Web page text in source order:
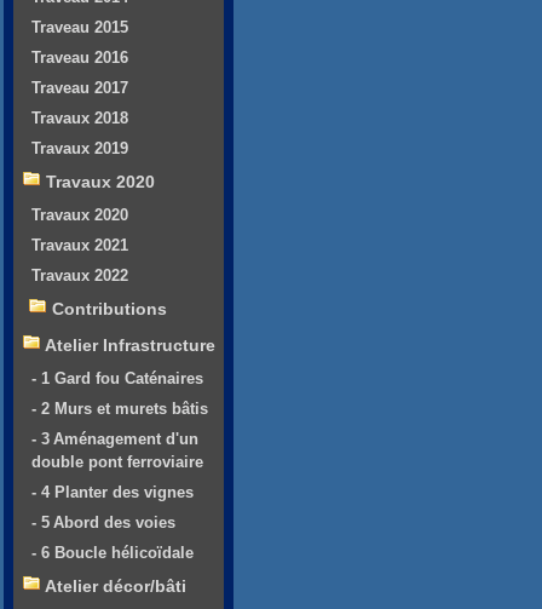
Traveau 2015
Traveau 2016
Traveau 2017
Travaux 2018
Travaux 2019
Travaux 2020
Travaux 2020
Travaux 2021
Travaux 2022
Contributions
Atelier Infrastructure
- 1 Gard fou Caténaires
- 2 Murs et murets bâtis
- 3 Aménagement d'un
double pont ferroviaire
- 4 Planter des vignes
- 5 Abord des voies
- 6 Boucle hélicoïdale
Atelier décor/bâti